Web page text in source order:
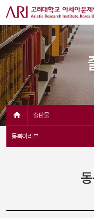
출판물
동북아리뷰